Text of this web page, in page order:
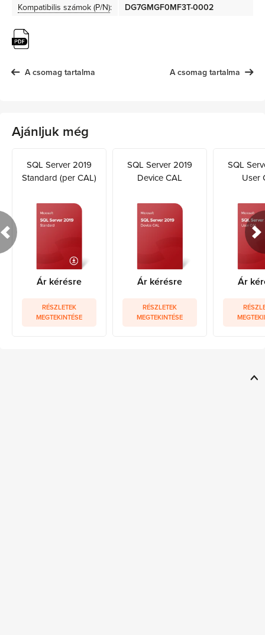
Kompatibilis számok (P/N): DG7GMGF0MF3T-0002
A csomag tartalma A csomag tartalma
Ajánljuk még
SQL Server 2019
Standard (per CAL)
Ár kérésre
RÉSZLETEK
MEGTEKINTÉSE
SQL Server 2019
Device CAL
Ár kérésre
RÉSZLETEK
MEGTEKINTÉSE
SQL
User
Ár